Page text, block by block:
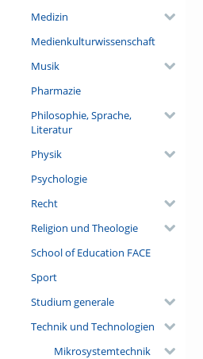
Medizin
Medienkulturwissenschaft
Musik
Pharmazie
Philosophie, Sprache,
Literatur
Physik
Psychologie
Recht
Religion und Theologie
School of Education FACE
Sport
Studium generale
Technik und Technologien
Mikrosystemtechnik